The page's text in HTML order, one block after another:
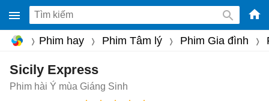
-
Phim hay Phim Tâm lý Phim Gia đình
Sicily Express
Phim hài Ý mùa Giáng Sinh